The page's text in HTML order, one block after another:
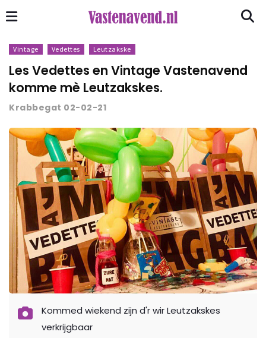
Vintage Vedettes Leutzakske
Les Vedettes en Vintage Vastenavend
komme mè Leutzakskes.
Krabbegat 02-02-21
Kommed wiekend zijn d'r wir Leutzakskes
verkrijgbaar